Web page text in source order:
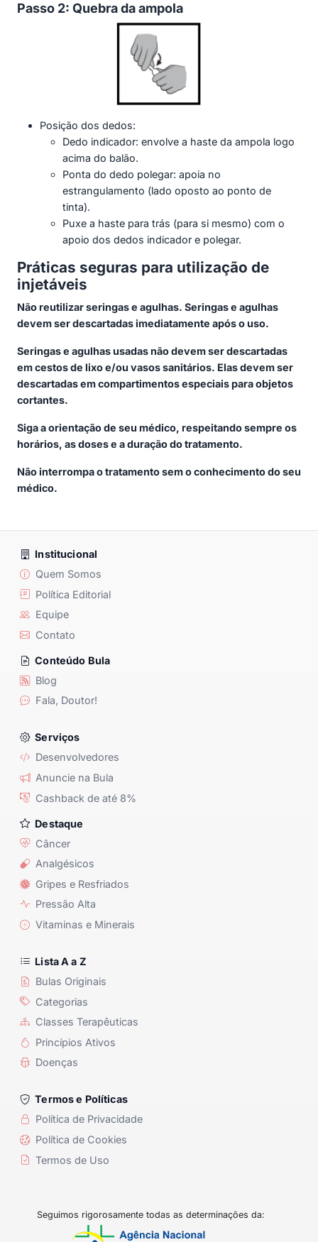
Passo 2: Quebra da ampola
Posição dos dedos:
Dedo indicador: envolve a haste da ampola logo
acima do balão.
Ponta do dedo polegar: apoia no
estrangulamento (lado oposto ao ponto de
tinta).
Puxe a haste para trás (para si mesmo) com o
apoio dos dedos indicador e polegar.
Práticas seguras para utilização de
injetáveis
Não reutilizar seringas e agulhas. Seringas e agulhas
devem ser descartadas imediatamente após o uso.
Seringas e agulhas usadas não devem ser descartadas
em cestos de lixo e/ou vasos sanitários. Elas devem ser
descartadas em compartimentos especiais para objetos
cortantes.
Siga a orientação de seu médico, respeitando sempre os
horários, as doses e a duração do tratamento.
Não interrompa o tratamento sem o conhecimento do seu
médico.
Institucional
Quem Somos
Política Editorial
Equipe
Contato
Conteúdo Bula
Blog
Fala, Doutor!
Serviços
Desenvolvedores
Anuncie na Bula
Cashback de até 8%
Destaque
Câncer
Analgésicos
Gripes e Resfriados
Pressão Alta
Vitaminas e Minerais
Lista A a Z
Bulas Originais
Categorias
Classes Terapêuticas
Princípios Ativos
Doenças
Termos e Políticas
Política de Privacidade
Política de Cookies
Termos de Uso
Seguimos rigorosamente todas as determinações da: